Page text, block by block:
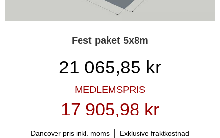
Fest paket 5x8m
21 065,85 kr
MEDLEMSPRIS
17 905,98 kr
Dancover pris inkl. moms Exklusive fraktkostnad